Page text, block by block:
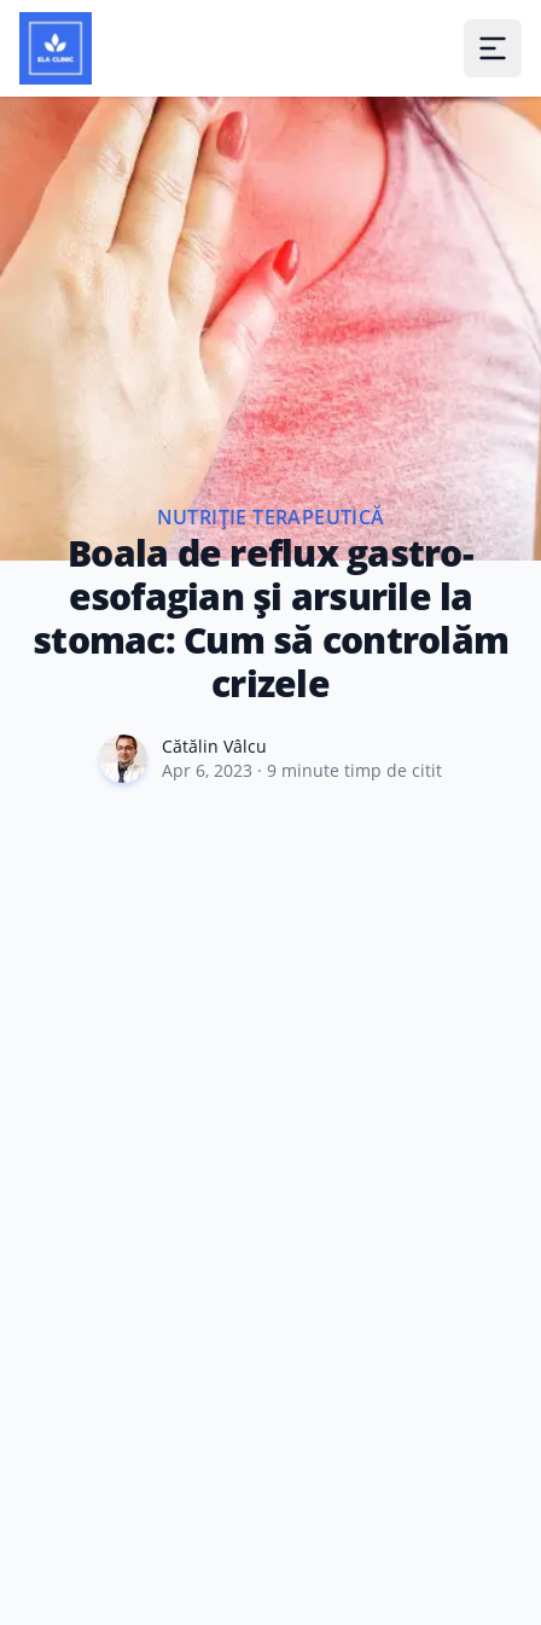
NUTRIȚIE TERAPEUTICĂ
Boala de reflux gastro-
esofagian și arsurile la
stomac: Cum să controlăm
crizele
Cătălin VâlcuCătălin Vâlcu
Apr 6, 2023 · 9 minute timp de citit